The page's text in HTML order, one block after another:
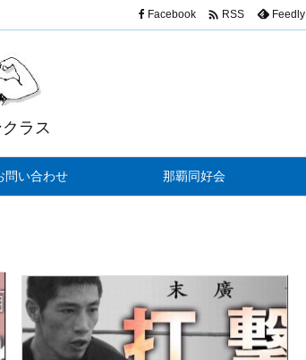
ラス
問い合わせ 那覇同好会
Facebook  RSS Feedly